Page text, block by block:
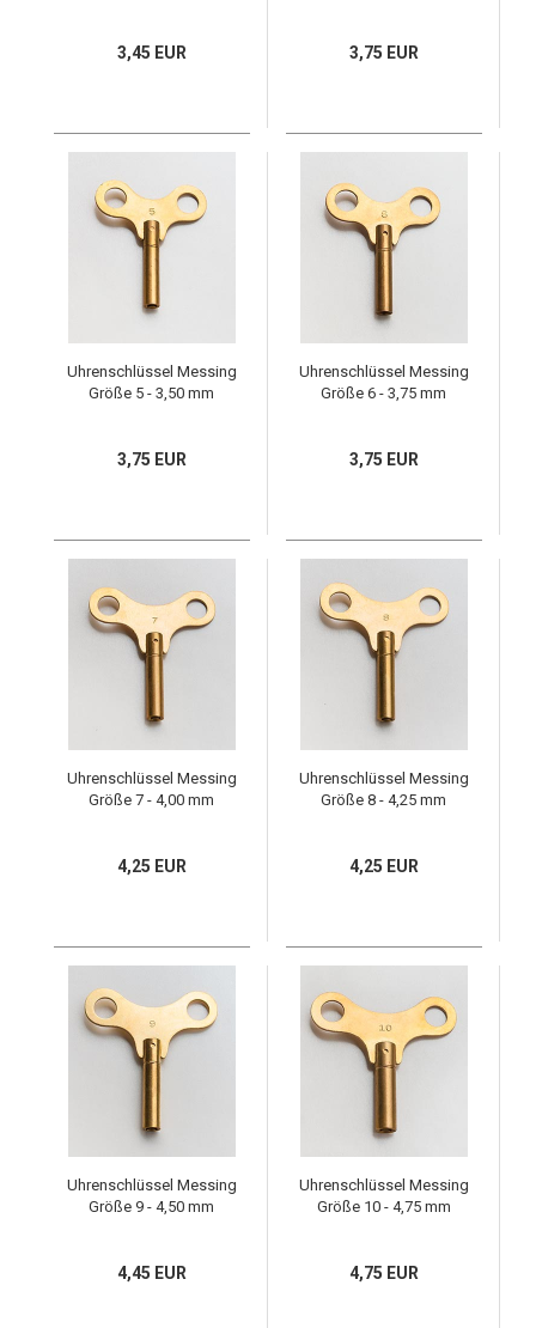
3,45 EUR 3,75 EUR
Uhrenschlüssel Messing
Größe 5 - 3,50 mm
3,75 EUR
Uhrenschlüssel Messing
Größe 6 - 3,75 mm
3,75 EUR
Uhrenschlüssel Messing
Größe 7 - 4,00 mm
4,25 EUR
Uhrenschlüssel Messing
Größe 8 - 4,25 mm
4,25 EUR
Uhrenschlüssel Messing
Größe 9 - 4,50 mm
4,45 EUR
Uhrenschlüssel Messing
Größe 10 - 4,75 mm
4,75 EUR